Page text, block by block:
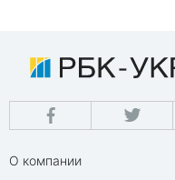
О компании